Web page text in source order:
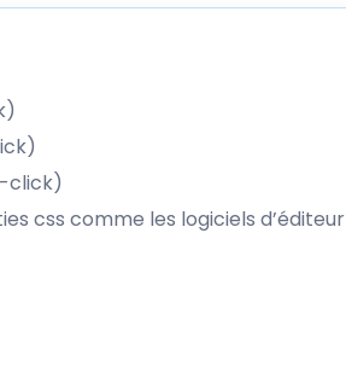
click)
css comme les logiciels d’éditeur